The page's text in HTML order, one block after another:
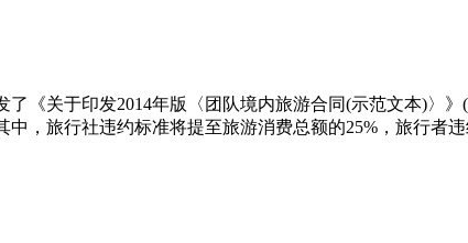
《关于印发2014年版〈团队境内旅游合同(示范文本)〉
，旅行社违约标准将提至旅游消费总额的25%，旅行者违